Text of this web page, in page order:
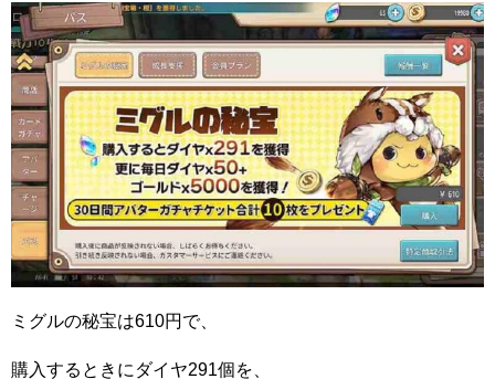
ミグルの秘宝は610円で、
購入するときにダイヤ291個を、